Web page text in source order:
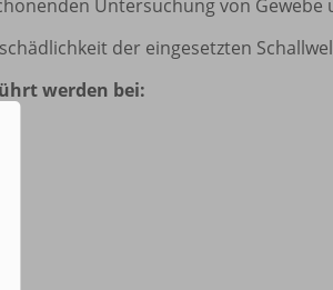
Untersuchung von Gewebe
der eingesetzten
werden bei: